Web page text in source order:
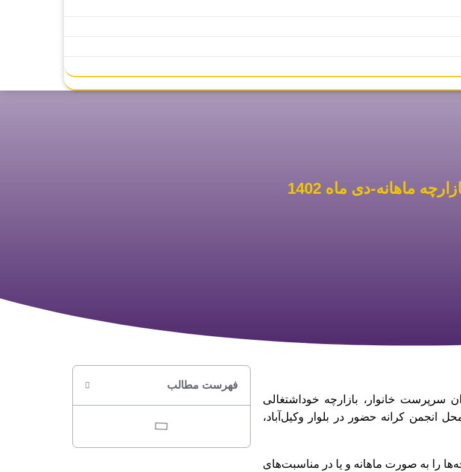
ماهانه-دی ماه 1402
خانوار، بازارچه خوداشتغالی
6 دی لغایت شنبه 9 دی ماه در محل انجمن کرانه حضور در بلوار وکیل‌آباد،
را به صورت ماهانه و یا در مناسبت‌های
فهرست مطالب